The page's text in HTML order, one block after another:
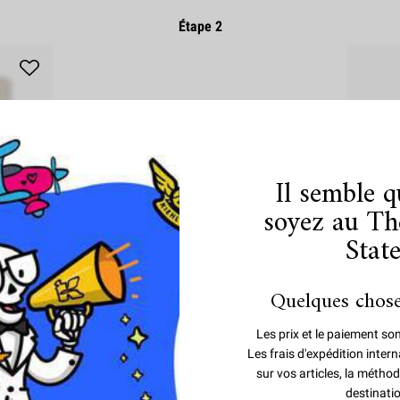
pour
option
Étape 2
Crème
Il semble
soyez au
Quelques
Les prix et le paiement
Les frais d'expédition
sur vos articles, la